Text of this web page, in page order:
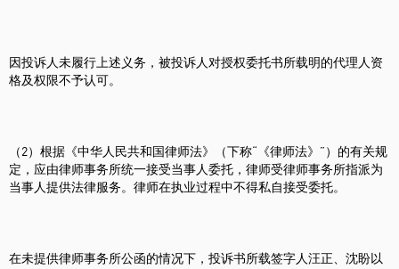
因投诉人未履行上述义务，被投诉人对授权委托书所载明的代理人资
格及权限不予认可。
（2）根据《中华人民共和国律师法》（下称“《律师法》”）的有关规
定，应由律师事务所统一接受当事人委托，律师受律师事务所指派为
当事人提供法律服务。律师在执业过程中不得私自接受委托。
在未提供律师事务所公函的情况下，投诉书所载签字人汪正、沈盼以